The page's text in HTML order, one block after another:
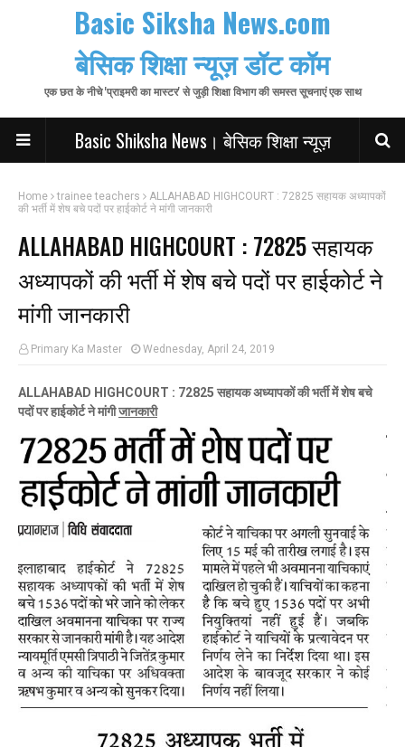
Basic Siksha News.com
बेसिक शिक्षा न्यूज़ डॉट कॉम
एक छत के नीचे 'प्राइमरी का मास्टर' से जुड़ी शिक्षा विभाग की समस्त सूचनाएं एक साथ
Basic Shiksha News। बेसिक शिक्षा न्यूज़
Home trainee teachers
ALLAHABAD HIGHCOURT : 72825 सहायक अध्यापकों
की भर्ती में शेष बचे पदों पर हाईकोर्ट ने मांगी जानकारी
ALLAHABAD HIGHCOURT : 72825 सहायक
अध्यापकों की भर्ती में शेष बचे पदों पर हाईकोर्ट ने
मांगी जानकारी
Primary Ka Master Wednesday, April 24, 2019
ALLAHABAD HIGHCOURT : 72825 सहायक अध्यापकों की भर्ती में शेष बचे
पदों पर हाईकोर्ट ने मांगीजानकारी